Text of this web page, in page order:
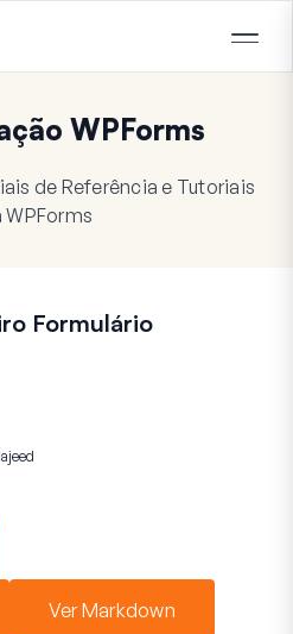
WPForms
de Referência e Tutoriais
WPForms
Formulário
Ver Markdown